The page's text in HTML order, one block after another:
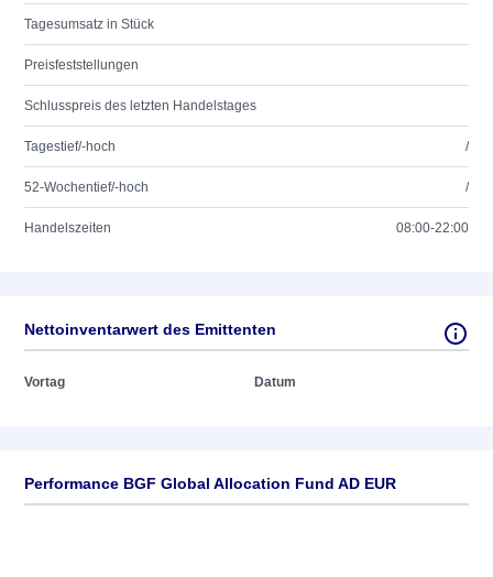
Tagesumsatz in Stück
Preisfeststellungen
Schlusspreis des letzten Handelstages
Tagestief/-hoch /
52-Wochentief/-hoch /
Handelszeiten 08:00-22:00
Nettoinventarwert des Emittenten
Vortag Datum
Performance BGF Global Allocation Fund AD EUR